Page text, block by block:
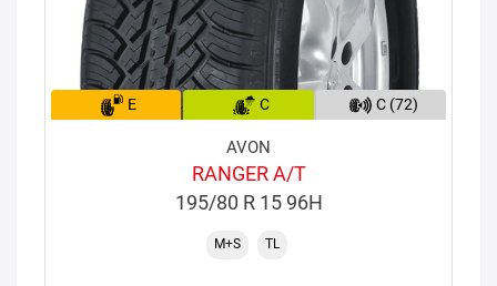
E C C (72)
AVON
RANGER A/T
195/80 R 15 96H
M+S TL